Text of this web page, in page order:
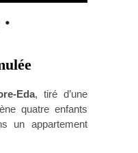
Eda, tiré d’une
quatre enfants
un appartement